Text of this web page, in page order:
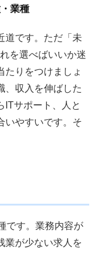
業種
道です。ただ「未
を選べばいいか迷
たりをつけましょ
、収入を伸ばした
ITサポート、人と
いやすいです。そ
です。業務内容が
業が少ない求人を